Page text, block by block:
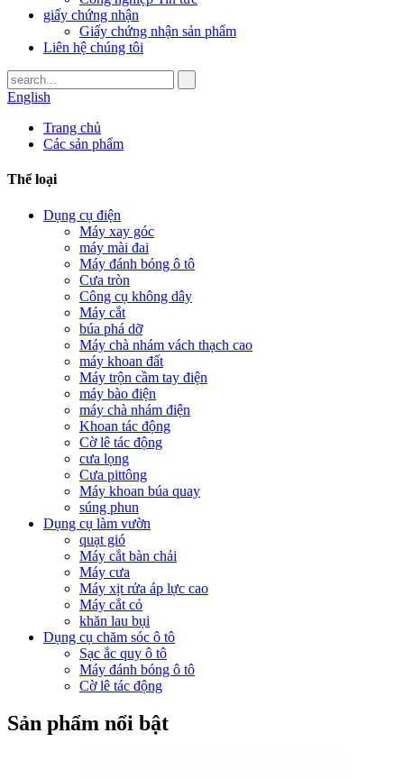
giấy chứng nhận
Giấy chứng nhận sản phẩm
Liên hệ chúng tôi
English
Trang chủ
Các sản phẩm
Thể loại
Dụng cụ điện
Máy xay góc
máy mài đai
Máy đánh bóng ô tô
Cưa tròn
Công cụ không dây
Máy cắt
búa phá dỡ
Máy chà nhám vách thạch cao
máy khoan đất
Máy trộn cầm tay điện
máy bào điện
máy chà nhám điện
Khoan tác động
Cờ lê tác động
cưa lọng
Cưa pittông
Máy khoan búa quay
súng phun
Dụng cụ làm vườn
quạt gió
Máy cắt bàn chải
Máy cưa
Máy xịt rửa áp lực cao
Máy cắt cỏ
khăn lau bụi
Dụng cụ chăm sóc ô tô
Sạc ắc quy ô tô
Máy đánh bóng ô tô
Cờ lê tác động
Sản phẩm nổi bật